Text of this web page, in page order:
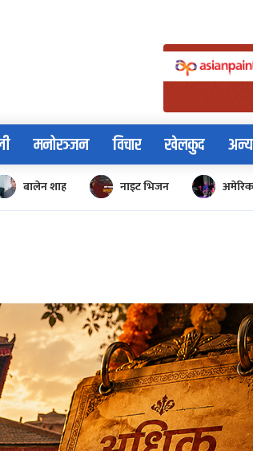
मनोरञ्जन विचार खेलकुद अन्य
बालेन शाह नाइट भिजन